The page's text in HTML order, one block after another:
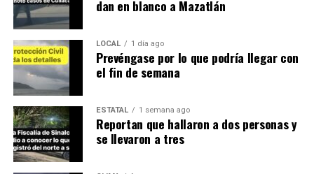
dan en blanco a Mazatlán
LOCAL 1 día ago
Prevéngase por lo que podría llegar con
el fin de semana
ESTATAL 1 semana ago
Reportan que hallaron a dos personas y
se llevaron a tres